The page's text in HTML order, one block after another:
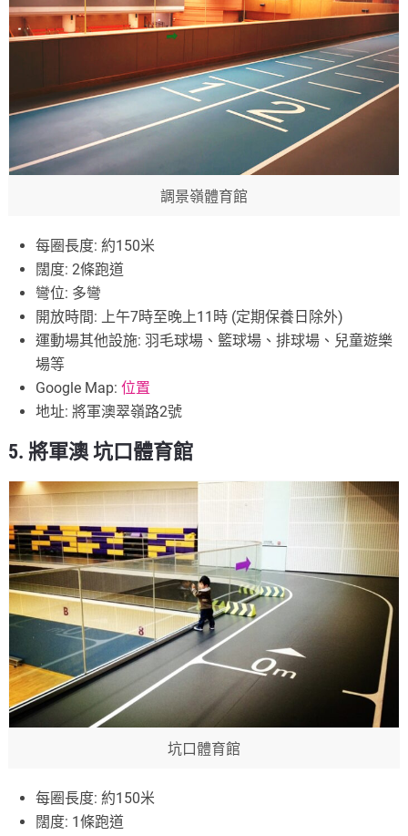
調景嶺體育館
每圈長度: 約150米
闊度: 2條跑道
彎位: 多彎
開放時間: 上午7時至晚上11時 (定期保養日除外)
運動場其他設施: 羽毛球場、籃球場、排球場、兒童遊樂
場等
Google Map:位置
地址: 將軍澳翠嶺路2號
5. 將軍澳 坑口體育館
坑口體育館
每圈長度: 約150米
闊度: 1條跑道